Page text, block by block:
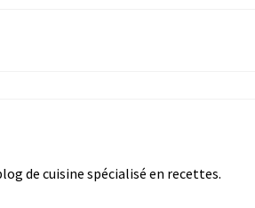
de cuisine spécialisé en recettes.